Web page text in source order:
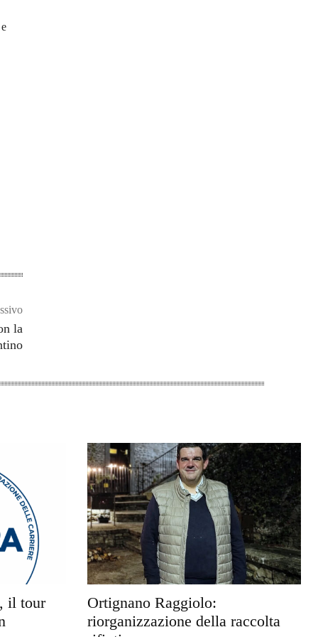
la
il tour
Ortignano Raggiolo:
riorganizzazione della raccolta